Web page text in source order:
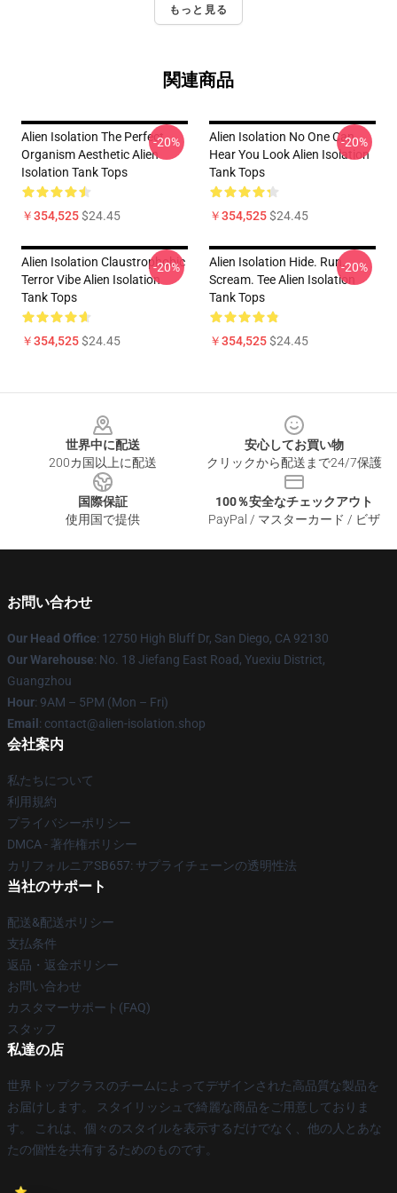
もっと見る
関連商品
Alien Isolation The Perfect
Organism Aesthetic Alien
Isolation Tank Tops
￥354,525$24.45
-20%
Alien Isolation No One Can
Hear You Look Alien Isolation
Tank Tops
￥354,525$24.45
-20%
Alien Isolation Claustrophobic
Terror Vibe Alien Isolation
Tank Tops
￥354,525$24.45
-20%
Alien Isolation Hide. Run.
Scream. Tee Alien Isolation
Tank Tops
￥354,525$24.45
-20%
世界中に配送
200カ国以上に配送
安心してお買い物
クリックから配送まで24/7保護
国際保証
使用国で提供
100％安全なチェックアウト
PayPal / マスターカード / ビザ
お問い合わせ
Our Head Office: 12750 High Bluff Dr, San Diego, CA 92130
Our Warehouse: No. 18 Jiefang East Road, Yuexiu District,
Guangzhou
Hour: 9AM – 5PM (Mon – Fri)
Email : contact@alien-isolation.shop
会社案内
私たちについて
利用規約
プライバシーポリシー
DMCA - 著作権ポリシー
カリフォルニアSB657: サプライチェーンの透明性法
当社のサポート
配送&配送ポリシー
支払条件
返品・返金ポリシー
お問い合わせ
カスタマーサポート(FAQ)
スタッフ
私達の店
世界トップクラスのチームによってデザインされた高品質な製品を
お届けします。 スタイリッシュで綺麗な商品をご用意しておりま
す。 これは、個々のスタイルを表示するだけでなく、他の人とあな
たの個性を共有するためのものです。